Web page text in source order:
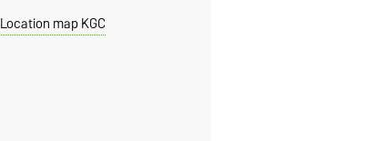
Location map KGC